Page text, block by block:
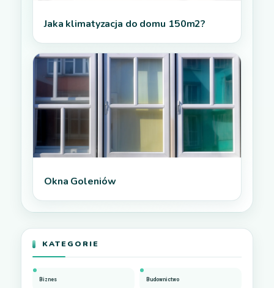
Jaka klimatyzacja do domu 150m2?
Okna Goleniów
KATEGORIE
Biznes Budownictwo